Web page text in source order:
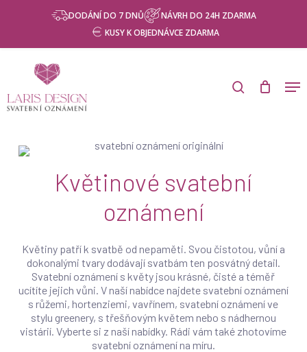
contentProducts
search
DODÁNÍ DO 7 DNŮ
NÁVRH DO 24H ZDARMA
KUSY K OBJEDNÁVCE ZDARMA
search
Květinové svatební
oznámení
Květiny patří k svatbě od nepaměti. Svou čistotou, vůní a
dokonalými tvary dodávají svatbám ten posvátný detail.
Svatební oznámení s květy jsou krásné, čisté a téměř
ucítíte jejich vůni. V naší nabídce najdete svatební oznámení
s růžemi, hortenziemi, vavřínem, svatební oznámení ve
stylu greenery, s třešňovým květem nebo s nádhernou
vistárií. Vyberte si z naší nabídky. Rádi vám také zhotovíme
svatební oznámení na míru.